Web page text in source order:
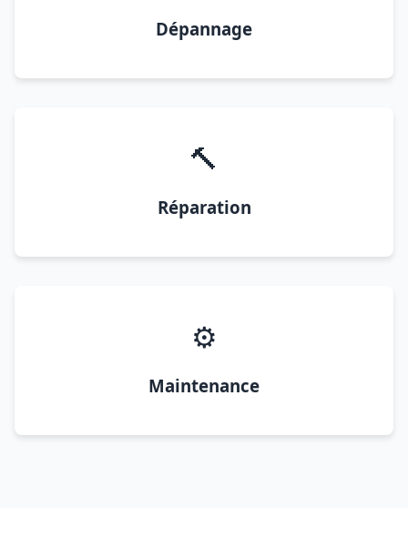
Dépannage
🔨
Réparation
⚙️
Maintenance